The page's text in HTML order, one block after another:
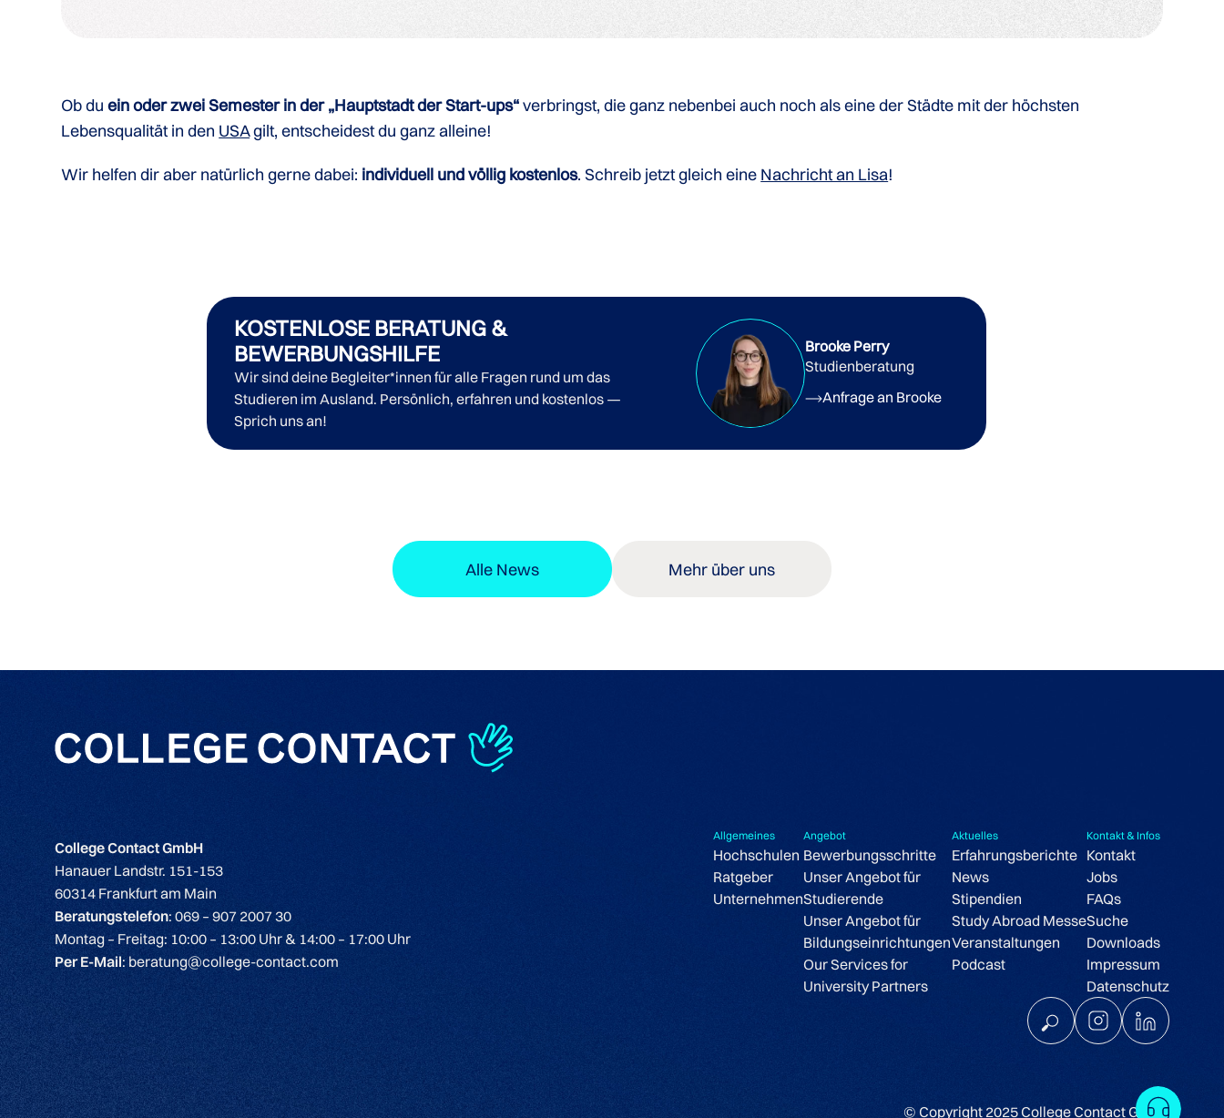
Ob duein oder zwei Semester in der „Hauptstadt der Start-ups“verbringst, die ganz nebenbei auch noch als eine der Städte mit der höchsten
Lebensqualität in den USAgilt, entscheidest du ganz alleine!
Wir helfen dir aber natürlich gerne dabei: individuell und völlig kostenlos. Schreib jetzt gleich eine Nachricht an Lisa!
KOSTENLOSE BERATUNG &
BEWERBUNGSHILFE
Wir sind deine Begleiter*innen für alle Fragen rund um das
Studieren im Ausland. Persönlich, erfahren und kostenlos —
Sprich uns an!
Brooke Perry
Studienberatung
Anfrage an Brooke
Alle News Mehr über uns
College Contact GmbH
Hanauer Landstr. 151-153
60314 Frankfurt am Main
Beratungstelefon: 069 – 907 2007 30
Montag – Freitag: 10:00 – 13:00 Uhr & 14:00 – 17:00 Uhr
Per E-Mail: beratung@college-contact.com
Allgemeines
Hochschulen
Ratgeber
Unternehmen
Angebot
Bewerbungsschritte
Unser Angebot für
Studierende
Unser Angebot für
Bildungseinrichtungen
Our Services for
University Partners
Aktuelles
Erfahrungsberichte
News
Stipendien
Study Abroad Messe
Veranstaltungen
Podcast
Kontakt & Infos
Kontakt
Jobs
FAQs
Suche
Downloads
Impressum
Datenschutz
© Copyright 2025 College Contact GmbH